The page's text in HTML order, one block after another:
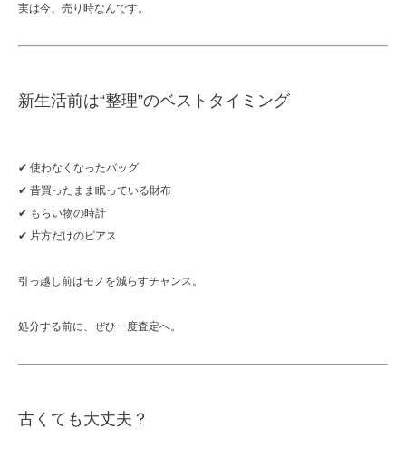
実は今、売り時なんです。
新生活前は“整理”のベストタイミング
✔ 使わなくなったバッグ
✔ 昔買ったまま眠っている財布
✔ もらい物の時計
✔ 片方だけのピアス
引っ越し前はモノを減らすチャンス。
処分する前に、ぜひ一度査定へ。
古くても大丈夫？